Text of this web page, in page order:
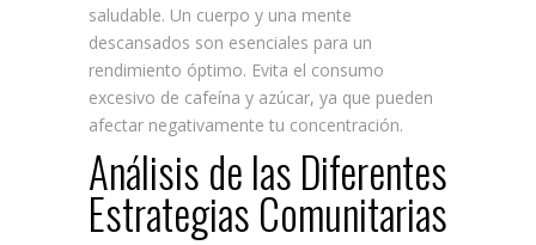
saludable. Un cuerpo y una mente
descansados son esenciales para un
rendimiento óptimo. Evita el consumo
excesivo de cafeína y azúcar, ya que pueden
afectar negativamente tu concentración.
Análisis de las Diferentes
Estrategias Comunitarias